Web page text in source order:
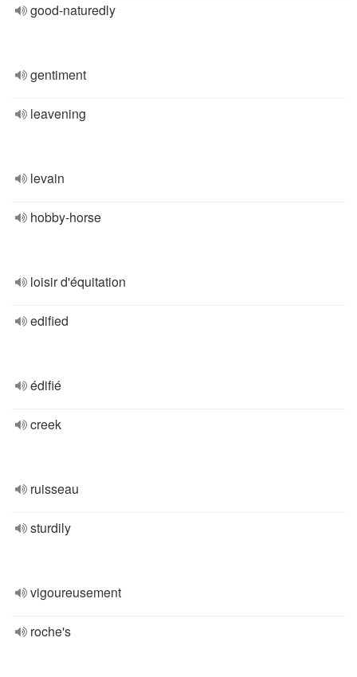
good-naturedly
gentiment
leavening
levain
hobby-horse
loisir d'équitation
edified
édifié
creek
ruisseau
sturdily
vigoureusement
roche's